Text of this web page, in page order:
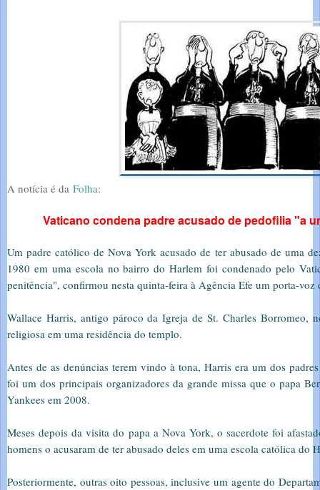
A notícia é da Folha:
Vaticano condena padre acusado de pedofilia "a
Um padre católico de Nova York acusado de ter abusado de uma
1980 em uma escola no bairro do Harlem foi condenado pelo
penitência", confirmou nesta quinta-feira à Agência Efe um porta-voz
Wallace Harris, antigo pároco da Igreja de St. Charles Borromeo,
religiosa em uma residência do templo.
Antes de as denúncias terem vindo à tona, Harris era um dos
foi um dos principais organizadores da grande missa que o papa
Yankees em 2008.
Meses depois da visita do papa a Nova York, o sacerdote foi
homens o acusaram de ter abusado deles em uma escola católica do
Posteriormente, outras oito pessoas, inclusive um agente do